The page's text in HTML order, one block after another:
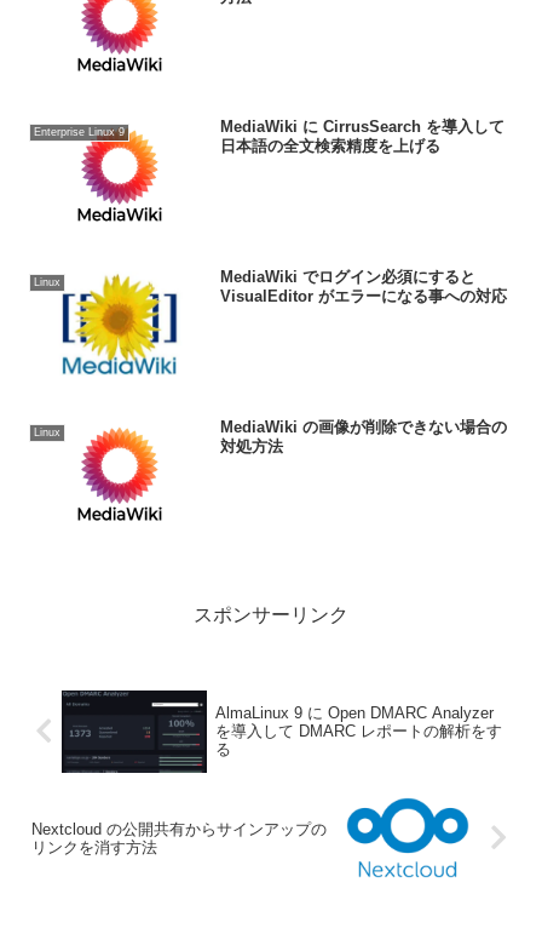
Enterprise Linux 9
MediaWiki に CirrusSearch を導入して
日本語の全文検索精度を上げる
Linux
MediaWiki でログイン必須にすると
VisualEditor がエラーになる事への対応
Linux
MediaWiki の画像が削除できない場合の
対処方法
スポンサーリンク
AlmaLinux 9 に Open DMARC Analyzer
を導入して DMARC レポートの解析をす
る
Nextcloud の公開共有からサインアップの
リンクを消す方法